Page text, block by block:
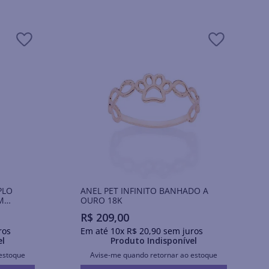
ANEL PET INFINITO BANHADO A
OURO 18K
R$ 209,00
Em até 10x R$ 20,90sem juros
Produto Indisponível
Avise-me quando retornar ao estoque